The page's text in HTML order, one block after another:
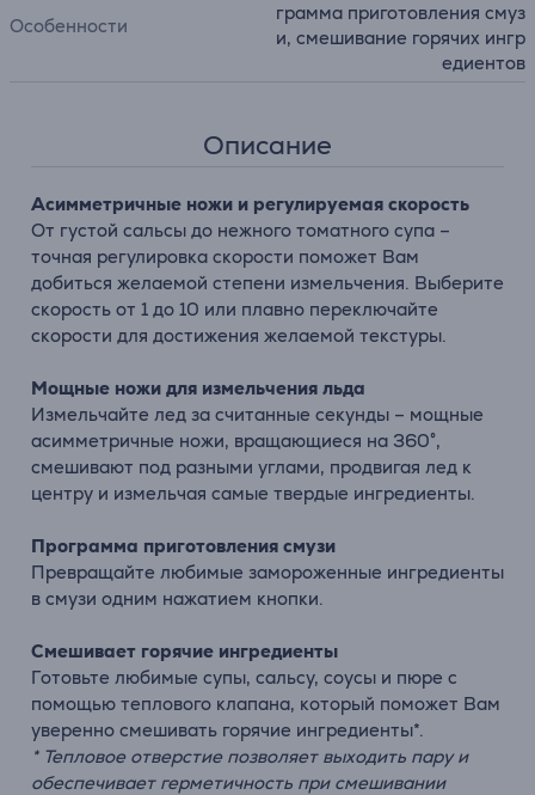
Особенности
грамма приготовления смуз
и, смешивание горячих ингр
едиентов
Описание
Асимметричные ножи и регулируемая скорость
От густой сальсы до нежного томатного супа –
точная регулировка скорости поможет Вам
добиться желаемой степени измельчения. Выберите
скорость от 1 до 10 или плавно переключайте
скорости для достижения желаемой текстуры.
Мощные ножи для измельчения льда
Измельчайте лед за считанные секунды – мощные
асимметричные ножи, вращающиеся на 360°,
смешивают под разными углами, продвигая лед к
центру и измельчая самые твердые ингредиенты.
Программа приготовления смузи
Превращайте любимые замороженные ингредиенты
в смузи одним нажатием кнопки.
Смешивает горячие ингредиенты
Готовьте любимые супы, сальсу, соусы и пюре с
помощью теплового клапана, который поможет Вам
уверенно смешивать горячие ингредиенты*.
* Тепловое отверстие позволяет выходить пару и
обеспечивает герметичность при смешивании